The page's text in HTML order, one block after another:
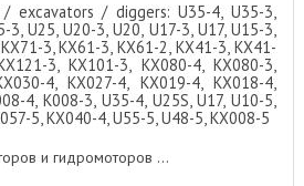
/ excavators / diggers: U35-4, U35-3,
3, U25, U20-3, U20, U17-3, U17, U15-3,
3, KX61-3, KX61-2, KX41-3, KX41-
3, KX101-3, KX080-4, KX080-3,
4, KX027-4, KX019-4, KX018-4,
4, K008-3, U35-4, U25S, U17, U10-5,
5, KX040-4, U55-5, U48-5, KX008-5
и гидромоторов ...